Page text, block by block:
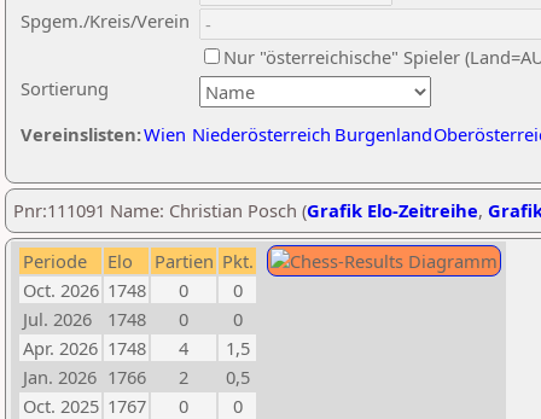
Sortierung
Spgem./Kreis/Verein
Nur "österreichische" Spieler
Vereinslisten:Wien Niederösterreich Burgenland
Pnr:111091 Name: Christian Posch (Grafik Elo-Zeitreihe,
Periode Elo Partien Pkt.
Oct. 2026 1748 0
0
Jul. 2026
1748 0
0
Apr. 2026 1748 4
1,5
Jan. 2026 1766 2
0,5
Oct. 2025 1767 0
0